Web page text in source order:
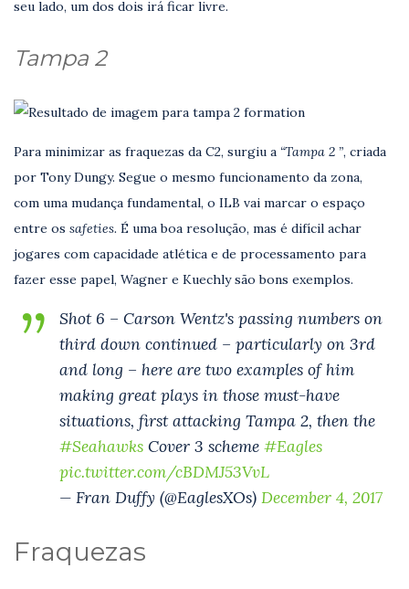
seu lado, um dos dois irá ficar livre.
Tampa 2
Para minimizar as fraquezas da C2, surgiu a “Tampa 2 ”, criada
por Tony Dungy. Segue o mesmo funcionamento da zona,
com uma mudança fundamental, o ILB vai marcar o espaço
entre os safeties. É uma boa resolução, mas é difícil achar
jogares com capacidade atlética e de processamento para
fazer esse papel, Wagner e Kuechly são bons exemplos.
Shot 6 – Carson Wentz's passing numbers on
third down continued – particularly on 3rd
and long – here are two examples of him
making great plays in those must-have
situations, first attacking Tampa 2, then the
#Seahawks Cover 3 scheme #Eagles
pic.twitter.com/cBDMJ53VvL
— Fran Duffy (@EaglesXOs) December 4, 2017
Fraquezas